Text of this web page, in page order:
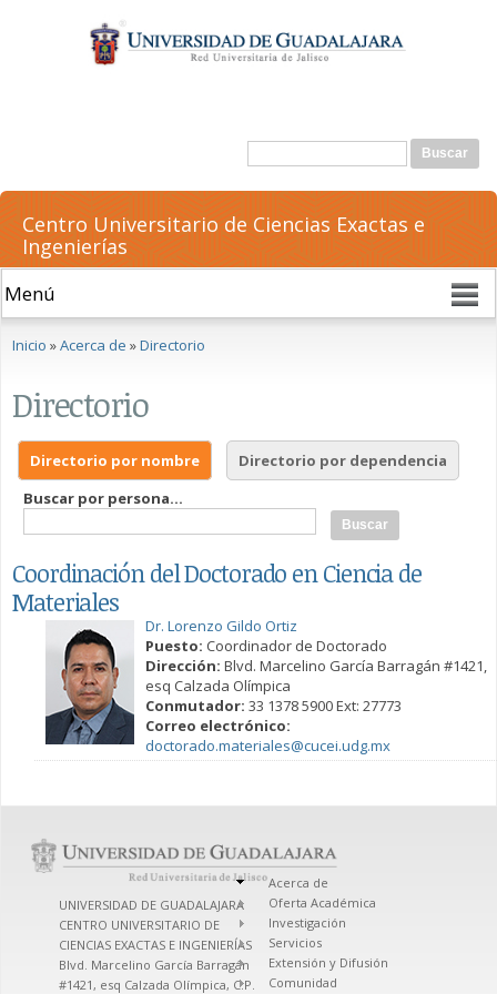
contenido
principal
Formulario de búsqueda
Buscar
Centro Universitario de Ciencias Exactas e
Ingenierías
Se encuentra usted aquí
Inicio »Acerca de »Directorio
Directorio
Directorio por nombre
Directorio por dependencia
Buscar por persona...
Coordinación del Doctorado en Ciencia de
Materiales
Dr. Lorenzo Gildo Ortiz
Puesto: Coordinador de Doctorado
Dirección: Blvd. Marcelino García Barragán #1421,
esq Calzada Olímpica
Conmutador: 33 1378 5900 Ext: 27773
Correo electrónico:
doctorado.materiales@cucei.udg.mx
UNIVERSIDAD DE GUADALAJARA
CENTRO UNIVERSITARIO DE
CIENCIAS EXACTAS E INGENIERÍAS
Blvd. Marcelino García Barragán
#1421, esq Calzada Olímpica, C.P.
Acerca de
Oferta Académica
Investigación
Servicios
Extensión y Difusión
Comunidad